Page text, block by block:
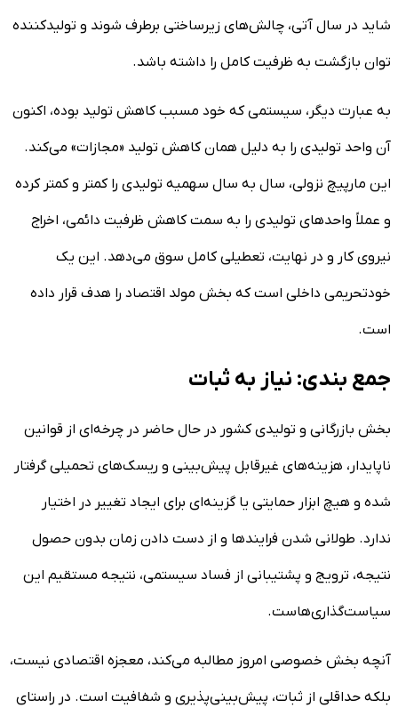
شاید در سال آتی، چالش‌های زیرساختی برطرف شوند و تولیدکننده
توان بازگشت به ظرفیت کامل را داشته باشد.
به عبارت دیگر، سیستمی که خود مسبب کاهش تولید بوده، اکنون
آن واحد تولیدی را به دلیل همان کاهش تولید «مجازات» می‌کند.
این مارپیچ نزولی، سال به سال سهمیه تولیدی را کمتر و کمتر کرده
و عملاً واحد‌های تولیدی را به سمت کاهش ظرفیت دائمی، اخراج
نیروی کار و در نهایت، تعطیلی کامل سوق می‌دهد. این یک
خودتحریمی داخلی است که بخش مولد اقتصاد را هدف قرار داده
است.
جمع بندی: نیاز به ثبات
بخش بازرگانی و تولیدی کشور در حال حاضر در چرخه‌ای از قوانین
ناپایدار، هزینه‌های غیرقابل پیش‌بینی و ریسک‌های تحمیلی گرفتار
شده و هیچ ابزار حمایتی یا گزینه‌ای برای ایجاد تغییر در اختیار
ندارد. طولانی شدن فرایند‌ها و از دست دادن زمان بدون حصول
نتیجه، ترویج و پشتیبانی از فساد سیستمی، نتیجه مستقیم این
سیاست‌گذاری‌هاست.
آنچه بخش خصوصی امروز مطالبه می‌کند، معجزه اقتصادی نیست،
بلکه حداقلی از ثبات، پیش‌بینی‌پذیری و شفافیت است. در راستای